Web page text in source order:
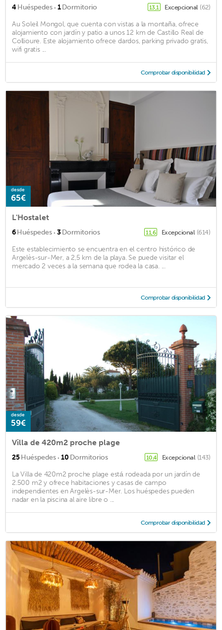
4Huéspedes · 1Dormitorio 13,1 Excepcional (62)
Au Soleil Mongol, que cuenta con vistas a la montaña, ofrece
alojamiento con jardín y patio a unos 12 km de Castillo Real de
Collioure. Este alojamiento ofrece dardos, parking privado gratis,
wifi gratis ...
Comprobar disponibilidad
desde
65€
L'Hostalet
6Huéspedes · 3Dormitorios 11,6 Excepcional (614)
Este establecimiento se encuentra en el centro histórico de
Argelès-sur-Mer, a 2,5 km de la playa. Se puede visitar el
mercado 2 veces a la semana que rodea la casa. ...
Comprobar disponibilidad
desde
59€
Villa de 420m2 proche plage
25Huéspedes · 10 Dormitorios 10,4 Excepcional (143)
La Villa de 420m2 proche plage está rodeada por un jardín de
2.500 m2 y ofrece habitaciones y casas de campo
independientes en Argelès-sur-Mer. Los huéspedes pueden
nadar en la piscina al aire libre o ...
Comprobar disponibilidad